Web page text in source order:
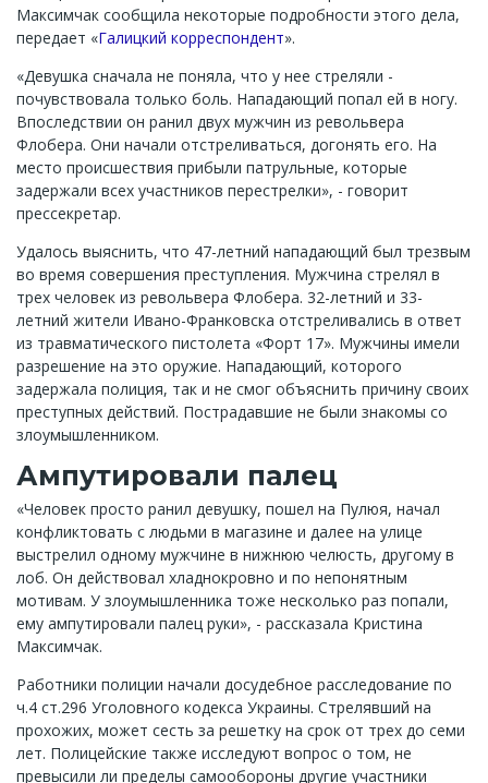
Максимчак сообщила некоторые подробности этого дела,
передает «Галицкий корреспондент».
«Девушка сначала не поняла, что у нее стреляли -
почувствовала только боль. Нападающий попал ей в ногу.
Впоследствии он ранил двух мужчин из револьвера
Флобера. Они начали отстреливаться, догонять его. На
место происшествия прибыли патрульные, которые
задержали всех участников перестрелки», - говорит
прессекретар.
Удалось выяснить, что 47-летний нападающий был трезвым
во время совершения преступления. Мужчина стрелял в
трех человек из револьвера Флобера. 32-летний и 33-
летний жители Ивано-Франковска отстреливались в ответ
из травматического пистолета «Форт 17». Мужчины имели
разрешение на это оружие. Нападающий, которого
задержала полиция, так и не смог объяснить причину своих
преступных действий. Пострадавшие не были знакомы со
злоумышленником.
Ампутировали палец
«Человек просто ранил девушку, пошел на Пулюя, начал
конфликтовать с людьми в магазине и далее на улице
выстрелил одному мужчине в нижнюю челюсть, другому в
лоб. Он действовал хладнокровно и по непонятным
мотивам. У злоумышленника тоже несколько раз попали,
ему ампутировали палец руки», - рассказала Кристина
Максимчак.
Работники полиции начали досудебное расследование по
ч.4 ст.296 Уголовного кодекса Украины. Стрелявший на
прохожих, может сесть за решетку на срок от трех до семи
лет. Полицейские также исследуют вопрос о том, не
превысили ли пределы самообороны другие участники